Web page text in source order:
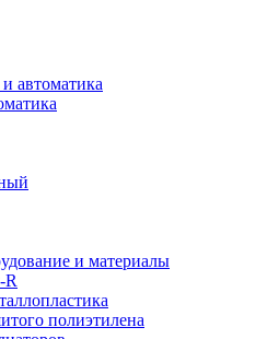
автоматика
и материалы
R
полиэтилена